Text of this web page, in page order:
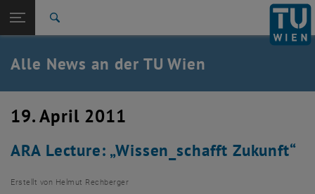
TU Login
Quicklinks
Quicklinks-Menü umschalten
Studium
Karriere
Zurück: Subseiten von TU Wien Startseite auflisten
Zurück zur letzten Ebene:
TU Wien Startseite
Übersicht
Alle News an der TU Wien
19. April 2011
ARA Lecture: „Wissen_schafft Zukunft“
Erstellt von Helmut Rechberger